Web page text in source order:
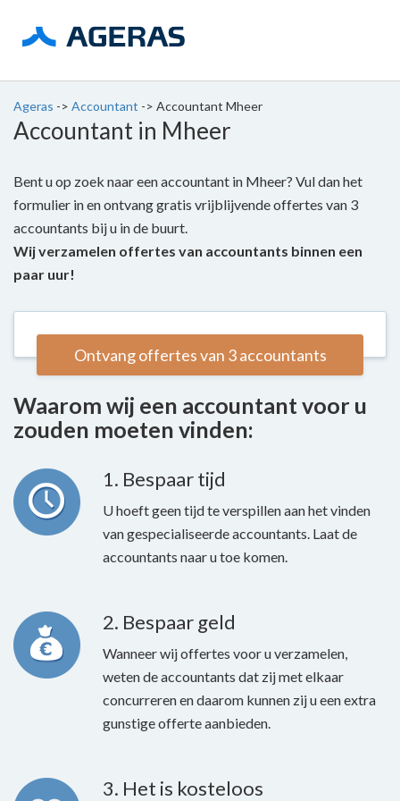
Ageras -> Accountant -> Accountant Mheer
Accountant in Mheer
Bent u op zoek naar een accountant in Mheer? Vul dan het
formulier in en ontvang gratis vrijblijvende offertes van 3
accountants bij u in de buurt.
Wij verzamelen offertes van accountants binnen een
paar uur!
Ontvang offertes van 3 accountants
Waarom wij een accountant voor u
zouden moeten vinden:
1. Bespaar tijd
U hoeft geen tijd te verspillen aan het vinden
van gespecialiseerde accountants. Laat de
accountants naar u toe komen.
2. Bespaar geld
Wanneer wij offertes voor u verzamelen,
weten de accountants dat zij met elkaar
concurreren en daarom kunnen zij u een extra
gunstige offerte aanbieden.
3. Het is kosteloos